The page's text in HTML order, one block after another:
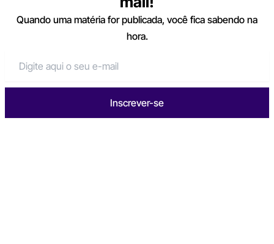
Quando uma matéria for publicada, você fica sabendo na
hora.
Inscrever-se